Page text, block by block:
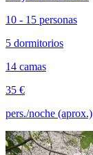
10 - 15 personas
5 dormitorios
14 camas
35 €
pers./noche (aprox.)